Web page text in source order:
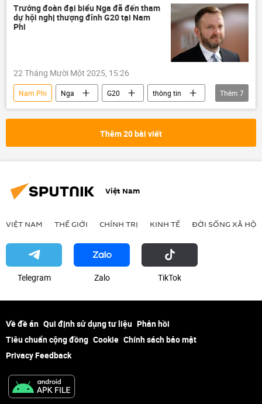
Hoa Kỳ
Donald Trump
Maxim Oreshkin
Thế giới Chính trị
Trưởng đoàn đại biểu Nga đã đến tham
dự hội nghị thượng đỉnh G20 tại Nam
Phi
22 Tháng Mười Một 2025, 15:26
Nam Phi Nga G20
thông tin
Thế giới
Chính trị
Kinh tế
Maxim Oreshkin
Liên minh châu Âu
Thêm 7
Thêm 20 bài viết
Việt Nam
VIỆT NAM THẾ GIỚI CHÍNH TRỊ KINH TẾ ĐỜI SỐNG XÃ HỘI
Telegram Zalo ТikТоk
Về đề án Qui định sử dụng tư liệu Phản hồi
Tiêu chuẩn cộng đồng Cookie Chính sách bảo mật
Privacy Feedback